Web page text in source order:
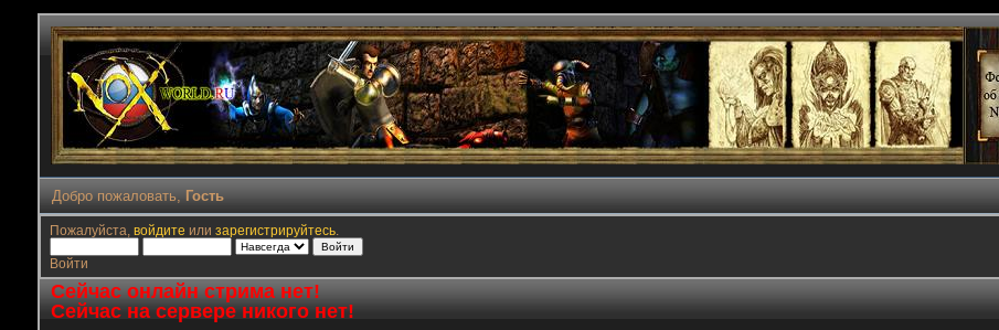
Добро пожаловать, Гость
Пожалуйста, войдите или зарегистрируйтесь.
Войти
Сейчас онлайн стрима нет!
Сейчас на сервере никого нет!